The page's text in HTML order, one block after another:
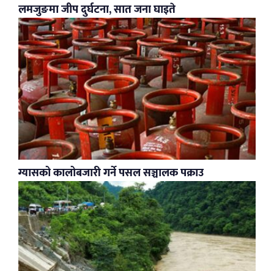
लमजुङमा जीप दुर्घटना, सात जना घाइते
ग्यासको कालोबजारी गर्ने पसल सञ्चालक पक्राउ